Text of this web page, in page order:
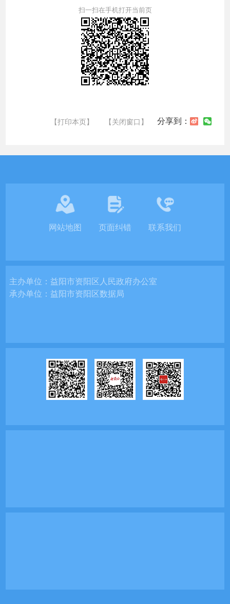
扫一扫在手机打开当前页
【打印本页】 【关闭窗口】 分享到：
网站地图 页面纠错 联系我们
主办单位：益阳市资阳区人民政府办公室
承办单位：益阳市资阳区数据局